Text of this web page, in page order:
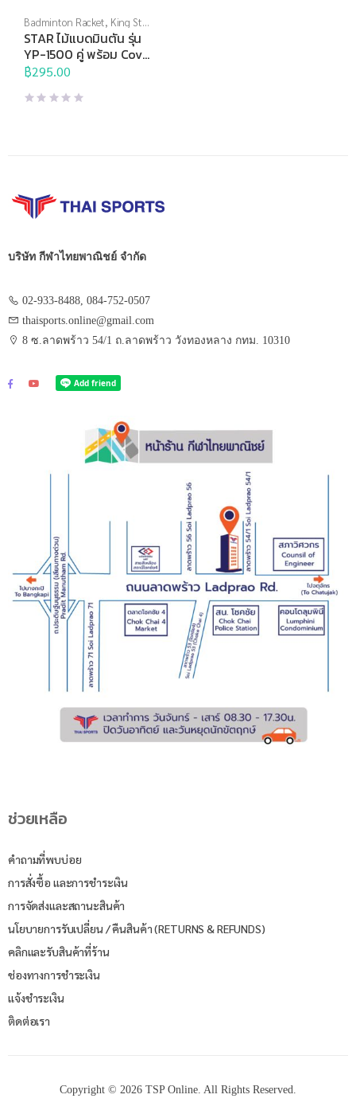
Badminton Racket, King Star
Thai Sports Brand,แบดมินตัน
แร็กเก็ต
STAR ไม้แบดมินตัน รุ่น
YP-1500 คู่ พร้อม Cover
แบบเต็มใบ
฿295.00
บริษัท กีฬาไทยพาณิชย์ จำกัด
02-933-8488, 084-752-0507
thaisports.online@gmail.com
8 ซ.ลาดพร้าว 54/1 ถ.ลาดพร้าว วังทองหลาง กทม. 10310
ช่วยเหลือ
คำถามที่พบบ่อย
การสั่งซื้อ และการชำระเงิน
การจัดส่งและสถานะสินค้า
นโยบายการรับเปลี่ยน / คืนสินค้า (RETURNS & REFUNDS)
คลิกและรับสินค้าที่ร้าน
ช่องทางการชำระเงิน
แจ้งชำระเงิน
ติดต่อเรา
Copyright © 2026 TSP Online. All Rights Reserved.